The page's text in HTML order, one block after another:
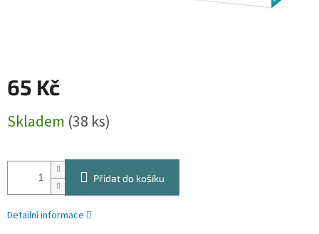
65 Kč
cena:
Skladem (38 ks)
Přidat do košíku
Detailní informace